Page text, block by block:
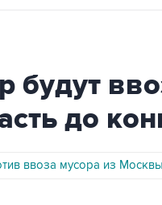
будут
до
ввоза мусора из